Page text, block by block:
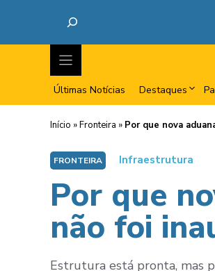
Últimas Notícias Destaques
Início »Fronteira » Por que nova
FRONTEIRA Infraestrutura
Por que
não foi
Estrutura está pronta, mas